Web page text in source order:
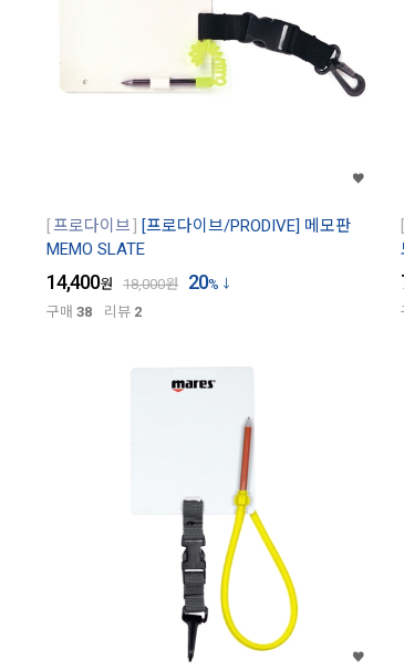
프로다이브
[프로다이브/PRODIVE] 메모판
MEMO SLATE
14,400원 18,000원 20%
구매 38 리뷰 2